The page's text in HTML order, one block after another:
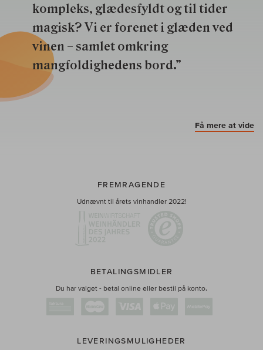
kompleks, glædesfyldt og til tider
magisk? Vi er forenet i glæden ved
vinen – samlet omkring
mangfoldighedens bord.”
Få mere at vide
FREMRAGENDE
Udnævnt til årets vinhandler 2022!
BETALINGSMIDLER
Du har valget - betal online eller bestil på konto.
LEVERINGSMULIGHEDER